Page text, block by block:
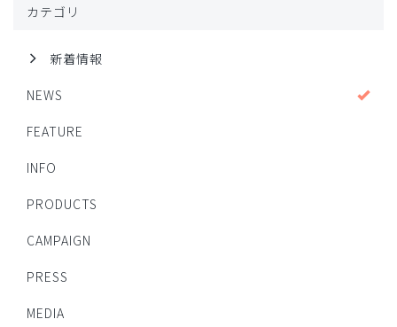
カテゴリ
新着情報
NEWS
FEATURE
INFO
PRODUCTS
CAMPAIGN
PRESS
MEDIA